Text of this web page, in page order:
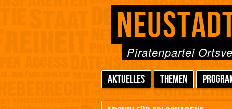
Piratenpartei
AKTUELLES THEMEN